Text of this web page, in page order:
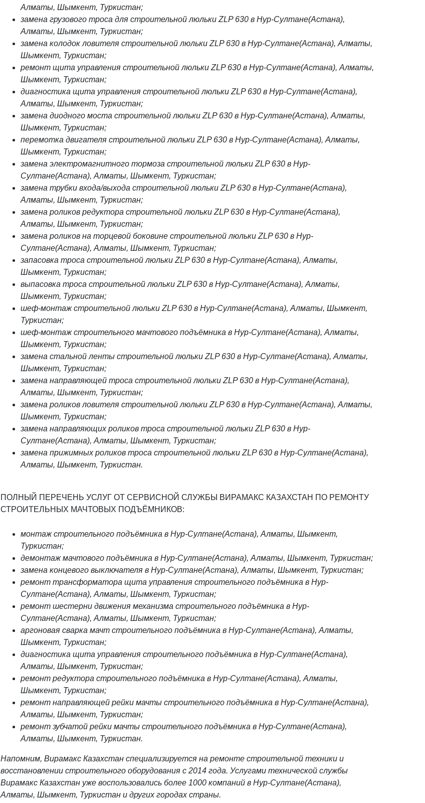
Алматы, Шымкент, Туркистан;
замена грузового троса для строительной люльки ZLP 630 в Нур-Султане(Астана),
Алматы, Шымкент, Туркистан;
замена колодок ловителя строительной люльки ZLP 630 в Нур-Султане(Астана), Алматы,
Шымкент, Туркистан;
ремонт щита управления строительной люльки ZLP 630 в Нур-Султане(Астана), Алматы,
Шымкент, Туркистан;
диагностика щита управления строительной люльки ZLP 630 в Нур-Султане(Астана),
Алматы, Шымкент, Туркистан;
замена диодного моста строительной люльки ZLP 630 в Нур-Султане(Астана), Алматы,
Шымкент, Туркистан;
перемотка двигателя строительной люльки ZLP 630 в Нур-Султане(Астана), Алматы,
Шымкент, Туркистан;
замена электромагнитного тормоза строительной люльки ZLP 630 в Нур-
Султане(Астана), Алматы, Шымкент, Туркистан;
замена трубки входа/выхода строительной люльки ZLP 630 в Нур-Султане(Астана),
Алматы, Шымкент, Туркистан;
замена роликов редуктора строительной люльки ZLP 630 в Нур-Султане(Астана),
Алматы, Шымкент, Туркистан;
замена роликов на торцевой боковине строительной люльки ZLP 630 в Нур-
Султане(Астана), Алматы, Шымкент, Туркистан;
запасовка троса строительной люльки ZLP 630 в Нур-Султане(Астана), Алматы,
Шымкент, Туркистан;
выпасовка троса строительной люльки ZLP 630 в Нур-Султане(Астана), Алматы,
Шымкент, Туркистан;
шеф-монтаж строительной люльки ZLP 630 в Нур-Султане(Астана), Алматы, Шымкент,
Туркистан;
шеф-монтаж строительного мачтового подъёмника в Нур-Султане(Астана), Алматы,
Шымкент, Туркистан;
замена стальной ленты строительной люльки ZLP 630 в Нур-Султане(Астана), Алматы,
Шымкент, Туркистан;
замена направляющей троса строительной люльки ZLP 630 в Нур-Султане(Астана),
Алматы, Шымкент, Туркистан;
замена роликов ловителя строительной люльки ZLP 630 в Нур-Султане(Астана), Алматы,
Шымкент, Туркистан;
замена направляющих роликов троса строительной люльки ZLP 630 в Нур-
Султане(Астана), Алматы, Шымкент, Туркистан;
замена прижимных роликов троса строительной люльки ZLP 630 в Нур-Султане(Астана),
Алматы, Шымкент, Туркистан.
ПОЛНЫЙ ПЕРЕЧЕНЬ УСЛУГ ОТ СЕРВИСНОЙ СЛУЖБЫ ВИРАМАКС КАЗАХСТАН ПО РЕМОНТУ
СТРОИТЕЛЬНЫХ МАЧТОВЫХ ПОДЪЁМНИКОВ:
монтаж строительного подъёмника в Нур-Султане(Астана), Алматы, Шымкент,
Туркистан;
демонтаж мачтового подъёмника в Нур-Султане(Астана), Алматы, Шымкент, Туркистан;
замена концевого выключателя в Нур-Султане(Астана), Алматы, Шымкент, Туркистан;
ремонт трансформатора щита управления строительного подъёмника в Нур-
Султане(Астана), Алматы, Шымкент, Туркистан;
ремонт шестерни движения механизма строительного подъёмника в Нур-
Султане(Астана), Алматы, Шымкент, Туркистан;
аргоновая сварка мачт строительного подъёмника в Нур-Султане(Астана), Алматы,
Шымкент, Туркистан;
диагностика щита управления строительного подъёмника в Нур-Султане(Астана),
Алматы, Шымкент, Туркистан;
ремонт редуктора строительного подъёмника в Нур-Султане(Астана), Алматы,
Шымкент, Туркистан;
ремонт направляющей рейки мачты строительного подъёмника в Нур-Султане(Астана),
Алматы, Шымкент, Туркистан;
ремонт зубчатой рейки мачты строительного подъёмника в Нур-Султане(Астана),
Алматы, Шымкент, Туркистан.
Напомним, Вирамакс Казахстан специализируется на ремонте строительной техники и
восстановлении строительного оборудования с 2014 года. Услугами технической службы
Вирамакс Казахстан уже воспользовались более 1000 компаний в Нур-Султане(Астана),
Алматы, Шымкент, Туркистан и других городах страны.